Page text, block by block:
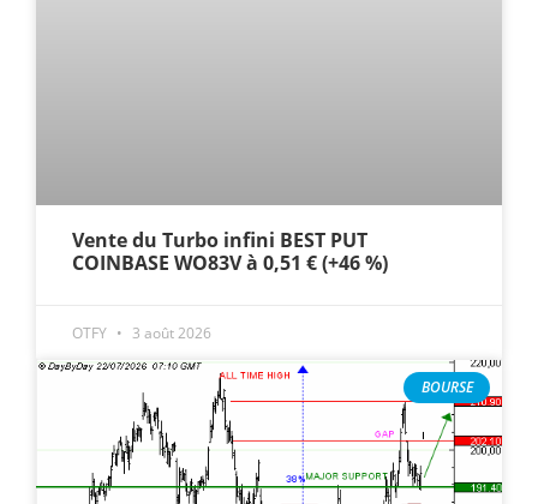
Vente du Turbo infini BEST PUT
COINBASE WO83V à 0,51 € (+46 %)
OTFY 3 août 2026
BOURSE